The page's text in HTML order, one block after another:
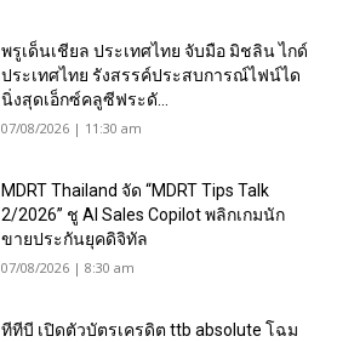
พรูเด็นเชียล ประเทศไทย จับมือ มิชลิน ไกด์
ประเทศไทย รังสรรค์ประสบการณ์ไฟน์ได
นิ่งสุดเอ็กซ์คลูซีฟระดั...
07/08/2026 | 11:30 am
MDRT Thailand จัด “MDRT Tips Talk
2/2026” ชู AI Sales Copilot พลิกเกมนัก
ขายประกันยุคดิจิทัล
07/08/2026 | 8:30 am
ทีทีบี เปิดตัวบัตรเครดิต ttb absolute โฉม